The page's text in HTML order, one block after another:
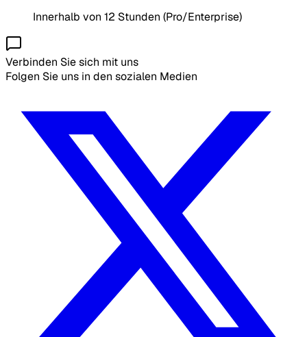
Innerhalb von 12 Stunden (Pro/Enterprise)
Verbinden Sie sich mit uns
Folgen Sie uns in den sozialen Medien